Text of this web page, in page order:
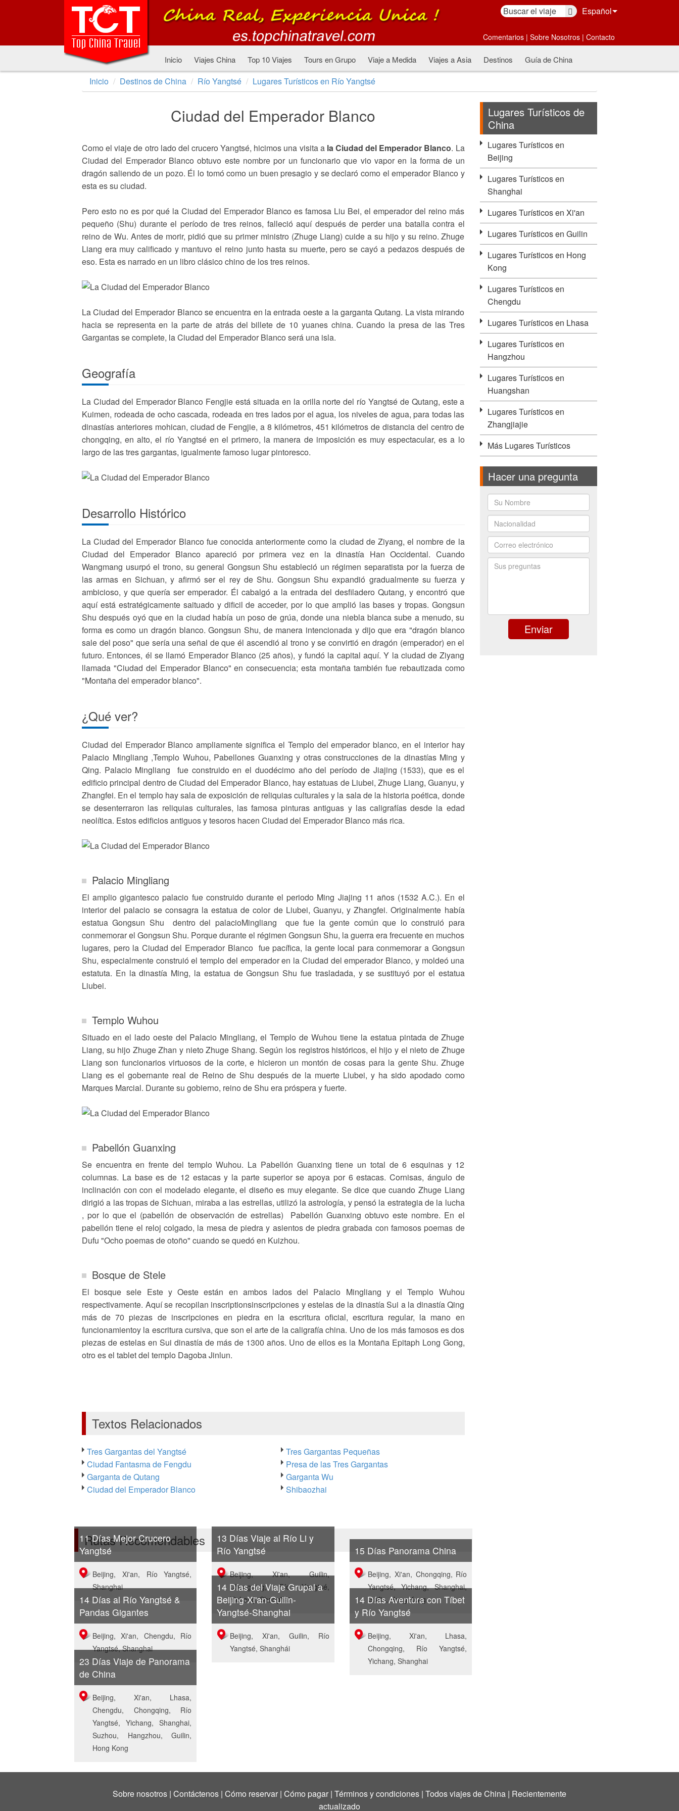
Español
Comentarios | Sobre Nosotros | Contacto
Inicio Viajes China Top 10 Viajes Tours en Grupo Viaje a Medida Viajes a Asia Destinos Guía de China
Inicio Destinos de China Río Yangtsé Lugares Turísticos en Río Yangtsé
Ciudad del Emperador Blanco
Como el viaje de otro lado del crucero Yangtsé, hicimos una visita a la Ciudad del Emperador Blanco. La
Ciudad del Emperador Blanco obtuvo este nombre por un funcionario que vio vapor en la forma de un
dragón saliendo de un pozo. Él lo tomó como un buen presagio y se declaró como el emperador Blanco y
esta es su ciudad.
Pero esto no es por qué la Ciudad del Emperador Blanco es famosa Liu Bei, el emperador del reino más
pequeño (Shu) durante el período de tres reinos, falleció aquí después de perder una batalla contra el
reino de Wu. Antes de morir, pidió que su primer ministro (Zhuge Liang) cuide a su hijo y su reino. Zhuge
Liang era muy calificado y mantuvo el reino junto hasta su muerte, pero se cayó a pedazos después de
eso. Esta es narrado en un libro clásico chino de los tres reinos.
La Ciudad del Emperador Blanco se encuentra en la entrada oeste a la garganta Qutang. La vista mirando
hacia se representa en la parte de atrás del billete de 10 yuanes china. Cuando la presa de las Tres
Gargantas se complete, la Ciudad del Emperador Blanco será una isla.
Geografía
La Ciudad del Emperador Blanco Fengjie está situada en la orilla norte del río Yangtsé de Qutang, este a
Kuimen, rodeada de ocho cascada, rodeada en tres lados por el agua, los niveles de agua, para todas las
dinastías anteriores mohican, ciudad de Fengjie, a 8 kilómetros, 451 kilómetros de distancia del centro de
chongqing, en alto, el río Yangtsé en el primero, la manera de imposición es muy espectacular, es a lo
largo de las tres gargantas, igualmente famoso lugar pintoresco.
Desarrollo Histórico
La Ciudad del Emperador Blanco fue conocida anteriormente como la ciudad de Ziyang, el nombre de la
Ciudad del Emperador Blanco apareció por primera vez en la dinastía Han Occidental. Cuando
Wangmang usurpó el trono, su general Gongsun Shu estableció un régimen separatista por la fuerza de
las armas en Sichuan, y afirmó ser el rey de Shu. Gongsun Shu expandió gradualmente su fuerza y
ambicioso, y que quería ser emperador. Él cabalgó a la entrada del desfiladero Qutang, y encontró que
aquí está estratégicamente saituado y dificil de acceder, por lo que amplió las bases y tropas. Gongsun
Shu después oyó que en la ciudad había un poso de grúa, donde una niebla blanca sube a menudo, su
forma es como un dragón blanco. Gongsun Shu, de manera intencionada y dijo que era "dragón blanco
sale del poso" que sería una señal de que él ascendió al trono y se convirtió en dragón (emperador) en el
futuro. Entonces, él se llamó Emperador Blanco (25 años), y fundó la capital aquí. Y la ciudad de Ziyang
llamada "Ciudad del Emperador Blanco" en consecuencia; esta montaña también fue rebautizada como
"Montaña del emperador blanco".
¿Qué ver?
Ciudad del Emperador Blanco ampliamente significa el Templo del emperador blanco, en el interior hay
Palacio Mingliang ,Templo Wuhou, Pabellones Guanxing y otras construcciones de la dinastías Ming y
Qing. Palacio Mingliang fue construido en el duodécimo año del período de Jiajing (1533), que es el
edificio principal dentro de Ciudad del Emperador Blanco, hay estatuas de Liubei, Zhuge Liang, Guanyu, y
Zhangfei. En el templo hay sala de exposición de reliquias culturales y la sala de la historia poética, donde
se desenterraron las reliquias culturales, las famosa pinturas antiguas y las caligrafías desde la edad
neolítica. Estos edificios antiguos y tesoros hacen Ciudad del Emperador Blanco más rica.
Palacio Mingliang
El amplio gigantesco palacio fue construido durante el periodo Ming Jiajing 11 años (1532 A.C.). En el
interior del palacio se consagra la estatua de color de Liubei, Guanyu, y Zhangfei. Originalmente había
estatua Gongsun Shu dentro del palacioMingliang que fue la gente común que lo construió para
conmemorar el Gongsun Shu. Porque durante el régimen Gongsun Shu, la guerra era frecuente en muchos
lugares, pero la Ciudad del Emperador Blanco fue pacífica, la gente local para conmemorar a Gongsun
Shu, especialmente construió el templo del emperador en la Ciudad del emperador Blanco, y moldeó una
estatuta. En la dinastía Ming, la estatua de Gongsun Shu fue trasladada, y se sustituyó por el estatua
Liubei.
Templo Wuhou
Situado en el lado oeste del Palacio Mingliang, el Templo de Wuhou tiene la estatua pintada de Zhuge
Liang, su hijo Zhuge Zhan y nieto Zhuge Shang. Según los registros históricos, el hijo y el nieto de Zhuge
Liang son funcionarios virtuosos de la corte, e hicieron un montón de cosas para la gente Shu. Zhuge
Liang es el gobernante real de Reino de Shu después de la muerte Liubei, y ha sido apodado como
Marques Marcial. Durante su gobierno, reino de Shu era próspera y fuerte.
Pabellón Guanxing
Se encuentra en frente del templo Wuhou. La Pabellón Guanxing tiene un total de 6 esquinas y 12
columnas. La base es de 12 estacas y la parte superior se apoya por 6 estacas. Cornisas, ángulo de
inclinación con con el modelado elegante, el diseño es muy elegante. Se dice que cuando Zhuge Liang
dirigió a las tropas de Sichuan, miraba a las estrellas, utilizó la astrología, y pensó la estrategia de la lucha
, por lo que el (pabellón de observación de estrellas) Pabellón Guanxing obtuvo este nombre. En el
pabellón tiene el reloj colgado, la mesa de piedra y asientos de piedra grabada con famosos poemas de
Dufu "Ocho poemas de otoño" cuando se quedó en Kuizhou.
Bosque de Stele
El bosque sele Este y Oeste están en ambos lados del Palacio Mingliang y el Templo Wuhou
respectivamente. Aquí se recopilan inscriptionsinscripciones y estelas de la dinastía Sui a la dinastía Qing
más de 70 piezas de inscripciones en piedra en la escritura oficial, escritura regular, la mano en
funcionamientoy la escritura cursiva, que son el arte de la caligrafía china. Uno de los más famosos es dos
piezas de estelas en Sui dinastía de más de 1300 años. Uno de ellos es la Montaña Epitaph Long Gong,
otro es el tablet del templo Dagoba Jinlun.
Textos Relacionados
Tres Gargantas del Yangtsé
Tres Gargantas Pequeñas
Ciudad Fantasma de Fengdu
Presa de las Tres Gargantas
Garganta de Qutang
Garganta Wu
Ciudad del Emperador Blanco
Shibaozhai
Rutas Recomendables
11 Días Mejor Crucero
Yangtsé
Beijing, Xi'an, Río Yangtsé,
Shanghai
13 Días Viaje al Río Li y
Río Yangtsé
Beijing, Xi'an, Guilin,
Chongqing, Río Yangtsé,
Yichang, Shanghai
15 Días Panorama China
Beijing, Xi'an, Chongqing, Río
Yangtsé, Yichang, Shanghai,
Guilin, Hong Kong
14 Días al Río Yangtsé &
Pandas Gigantes
Beijing, Xi'an, Chengdu, Río
Yangtsé, Shanghai
14 Días del Viaje Grupal a
Beijing-Xi'an-Guilin-
Yangtsé-Shanghai
Beijing, Xi'an, Guilin, Río
Yangtsé, Shanghái
14 Días Aventura con Tíbet
y Río Yangtsé
Beijing, Xi'an, Lhasa,
Chongqing, Río Yangtsé,
Yichang, Shanghai
23 Días Viaje de Panorama
de China
Beijing, Xi'an, Lhasa,
Chengdu, Chongqing, Río
Yangtsé, Yichang, Shanghai,
Suzhou, Hangzhou, Guilin,
Hong Kong
Lugares Turísticos de
China
Lugares Turísticos en
Beijing
Lugares Turísticos en
Shanghai
Lugares Turísticos en Xi'an
Lugares Turísticos en Guilin
Lugares Turísticos en Hong
Kong
Lugares Turísticos en
Chengdu
Lugares Turísticos en Lhasa
Lugares Turísticos en
Hangzhou
Lugares Turísticos en
Huangshan
Lugares Turísticos en
Zhangjiajie
Más Lugares Turísticos
Hacer una pregunta
Sobre nosotros | Contáctenos | Cómo reservar | Cómo pagar | Términos y condiciones | Todos viajes de China | Recientemente
actualizado